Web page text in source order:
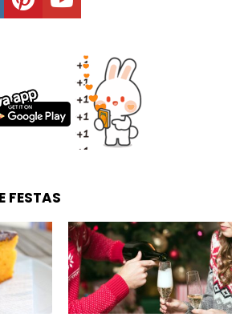
FESTAS